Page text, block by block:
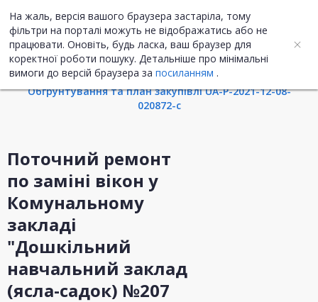
На жаль, версія вашого браузера застаріла, тому
фільтри на порталі можуть не відображатись або не
працювати. Оновіть, будь ласка, ваш браузер для
коректної роботи пошуку. Детальніше про мінімальні
вимоги до версій браузера за посиланням .
UA ENG
Інформація про закупівлю
Обгрунтування та план закупівлі UA-P-2021-12-08-
020872-c
Поточний ремонт
по заміні вікон у
Комунальному
закладі
"Дошкільний
навчальний заклад
(ясла-садок) №207